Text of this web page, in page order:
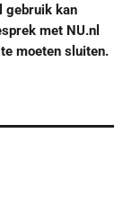
gebruik kan
met NU.nl
moeten sluiten.